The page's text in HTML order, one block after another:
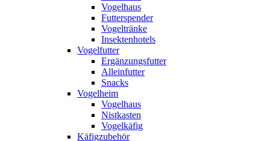
Vogelhaus
Futterspender
Vogeltränke
Insektenhotels
Vogelfutter
Ergänzungsfutter
Alleinfutter
Snacks
Vogelheim
Vogelhaus
Nistkasten
Vogelkäfig
Käfigzubehör